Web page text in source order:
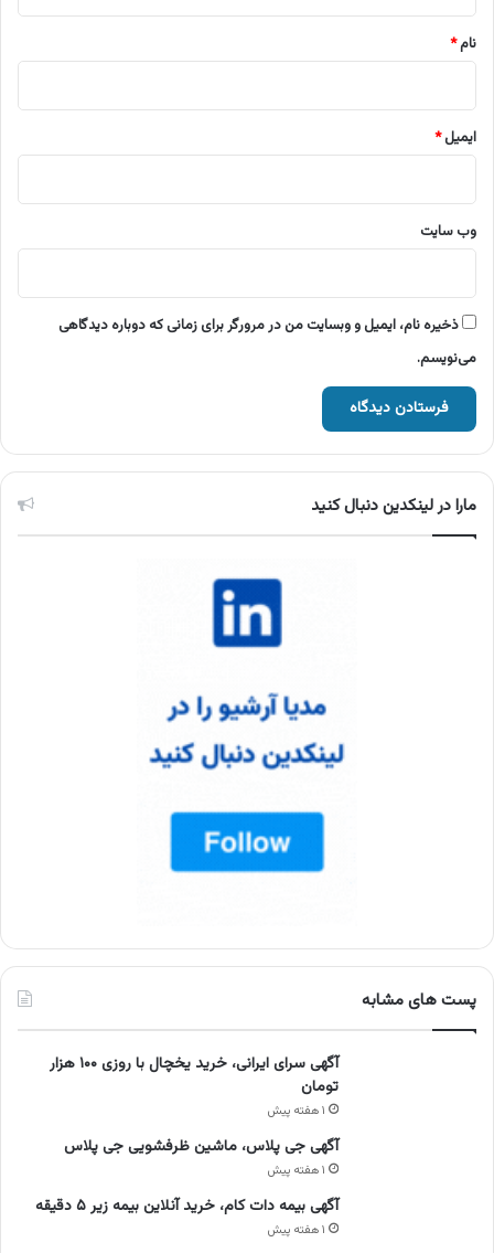
نام*
ایمیل*
وب‌ سایت
ذخیره نام، ایمیل و وبسایت من در مرورگر برای زمانی که دوباره دیدگاهی
می‌نویسم.
مارا در لینکدین دنبال کنید
پست های مشابه
آگهی سرای ایرانی، خرید یخچال با روزی ۱۰۰ هزار
تومان
۱ هفته پیش
آگهی جی پلاس، ماشین ظرفشویی جی پلاس
۱ هفته پیش
آگهی بیمه دات کام، خرید آنلاین بیمه زیر ۵ دقیقه
۱ هفته پیش